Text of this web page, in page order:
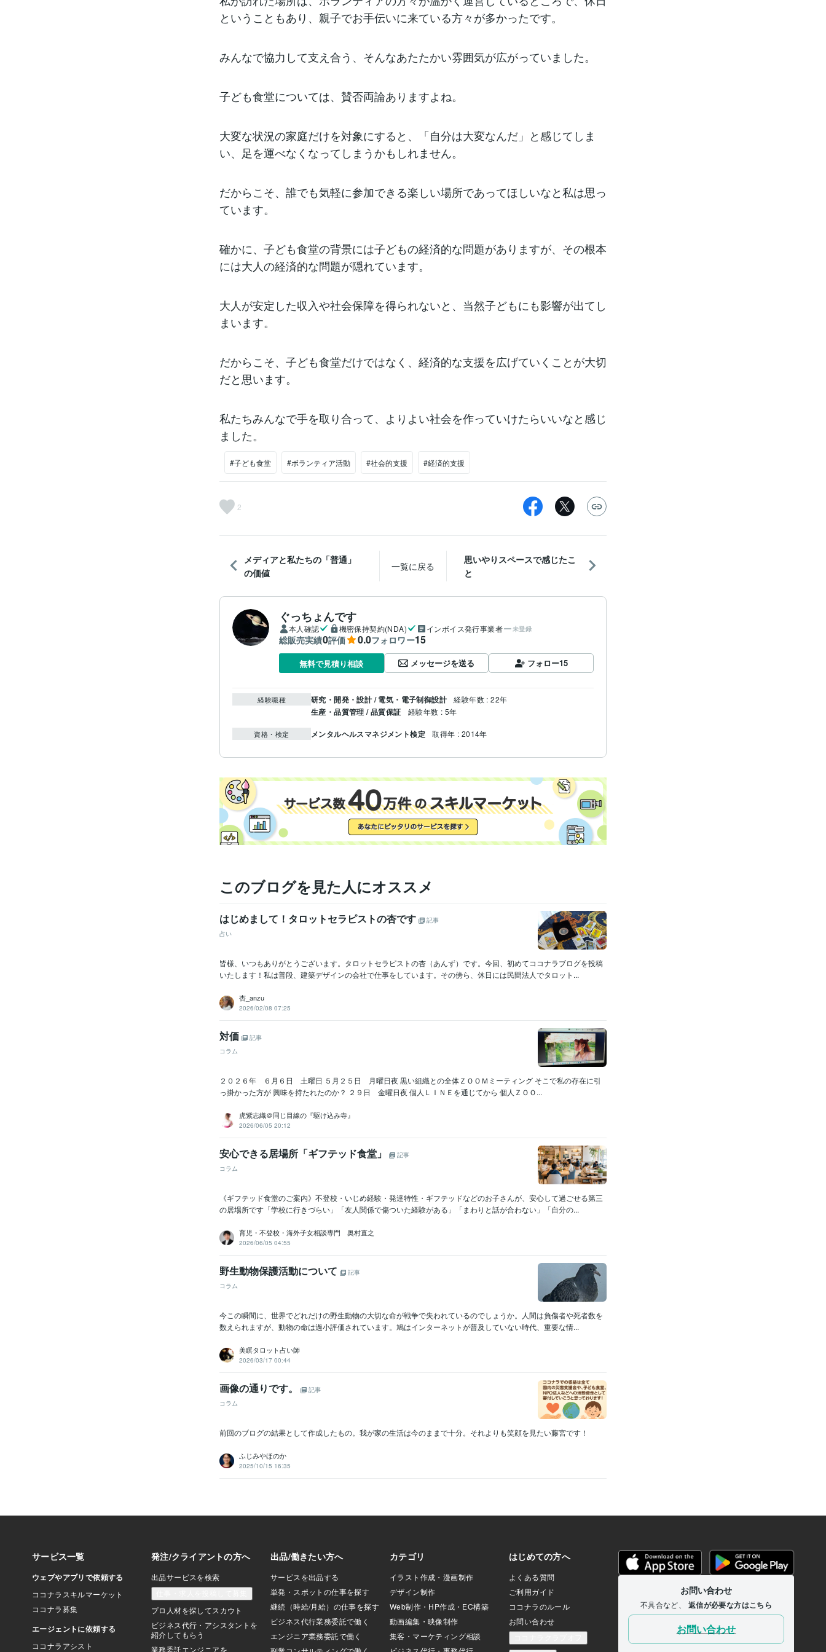
ということもあり、親子でお手伝いに来ている方々が多かったです。
みんなで協力して支え合う、そんなあたたかい雰囲気が広がっていました。
子ども食堂については、賛否両論ありますよね。
大変な状況の家庭だけを対象にすると、「自分は大変なんだ」と感じてしま
い、足を運べなくなってしまうかもしれません。
だからこそ、誰でも気軽に参加できる楽しい場所であってほしいなと私は思っ
ています。
確かに、子ども食堂の背景には子どもの経済的な問題がありますが、その根本
には大人の経済的な問題が隠れています。
大人が安定した収入や社会保障を得られないと、当然子どもにも影響が出てし
まいます。
だからこそ、子ども食堂だけではなく、経済的な支援を広げていくことが大切
だと思います。
私たちみんなで手を取り合って、よりよい社会を作っていけたらいいなと感じ
ました。
#子ども食堂 #ボランティア活動 #社会的支援 #経済的支援
2
メディアと私たちの「普通」
の価値
一覧に戻る
思いやりスペースで感じたこ
と
ぐっちょんです
本人確認 機密保持契約(NDA) インボイス発行事業者 未登録
総販売実績0評価 0.0フォロワー15
無料で見積り相談 メッセージを送る フォロー15
経験職種 研究・開発・設計 / 電気・電子制御設計 経験年数 : 22年
生産・品質管理 / 品質保証 経験年数 : 5年
資格・検定 メンタルヘルスマネジメント検定 取得年 : 2014年
このブログを見た人にオススメ
はじめまして！タロットセラピストの杏です
記事
占い
皆様、いつもありがとうございます。タロットセラピストの杏（あんず）です。今回、初めてココナラブログを投稿
いたします！私は普段、建築デザインの会社で仕事をしています。その傍ら、休日には民間法人でタロット...
杏_anzu
2026/02/08 07:25
対価
記事
コラム
２０２６年 ６月６日 土曜日 ５月２５日 月曜日夜 黒い組織との全体ＺＯＯＭミーティング そこで私の存在に引
っ掛かった方が 興味を持たれたのか？ ２９日 金曜日夜 個人ＬＩＮＥを通じてから 個人ＺＯＯ...
虎紫志織＠同じ目線の『駆け込み寺』
2026/06/05 20:12
安心できる居場所「ギフテッド食堂」
記事
コラム
《ギフテッド食堂のご案内》不登校・いじめ経験・発達特性・ギフテッドなどのお子さんが、安心して過ごせる第三
の居場所です「学校に行きづらい」「友人関係で傷ついた経験がある」「まわりと話が合わない」「自分の...
育児・不登校・海外子女相談専門 奥村直之
2026/06/05 04:55
野生動物保護活動について
記事
コラム
今この瞬間に、世界でどれだけの野生動物の大切な命が戦争で失われているのでしょうか。人間は負傷者や死者数を
数えられますが、動物の命は過小評価されています。鳩はインターネットが普及していない時代、重要な情...
美瞑タロット占い師
2026/03/17 00:44
画像の通りです。
記事
コラム
前回のブログの結果として作成したもの。我が家の生活は今のままで十分。それよりも笑顔を見たい藤宮です！
ふじみやほのか
2025/10/15 16:35